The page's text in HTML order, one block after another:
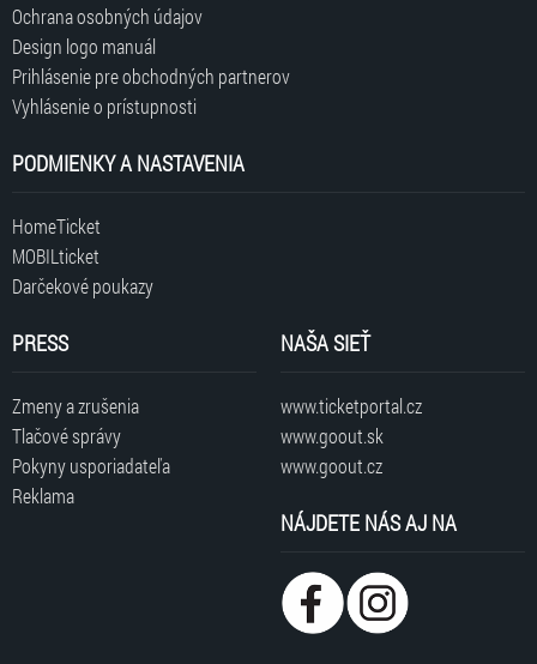
Ochrana osobných údajov
Design logo manuál
Prihlásenie pre obchodných partnerov
Vyhlásenie o prístupnosti
PODMIENKY A NASTAVENIA
HomeTicket
MOBILticket
Darčekové poukazy
PRESS
Zmeny a zrušenia
Tlačové správy
Pokyny usporiadateľa
Reklama
NAŠA SIEŤ
www.ticketportal.cz
www.goout.sk
www.goout.cz
NÁJDETE NÁS AJ NA